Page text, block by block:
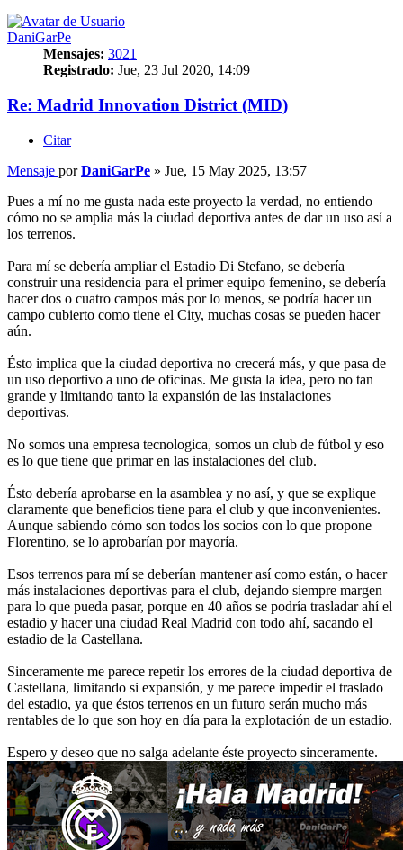
DaniGarPe
Mensajes: 3021
Registrado: Jue, 23 Jul 2020, 14:09
Re: Madrid Innovation District (MID)
Citar
Mensaje porDaniGarPe » Jue, 15 May 2025, 13:57
Pues a mí no me gusta nada este proyecto la verdad, no entiendo
cómo no se amplia más la ciudad deportiva antes de dar un uso así a
los terrenos.
Para mí se debería ampliar el Estadio Di Stefano, se debería
construir una residencia para el primer equipo femenino, se debería
hacer dos o cuatro campos más por lo menos, se podría hacer un
campo cubierto como tiene el City, muchas cosas se pueden hacer
aún.
Ésto implica que la ciudad deportiva no crecerá más, y que pasa de
un uso deportivo a uno de oficinas. Me gusta la idea, pero no tan
grande y limitando tanto la expansión de las instalaciones
deportivas.
No somos una empresa tecnologica, somos un club de fútbol y eso
es lo que tiene que primar en las instalaciones del club.
Ésto debería aprobarse en la asamblea y no así, y que se explique
claramente que beneficios tiene para el club y que inconvenientes.
Aunque sabiendo cómo son todos los socios con lo que propone
Florentino, se lo aprobarían por mayoría.
Esos terrenos para mí se deberían mantener así como están, o hacer
más instalaciones deportivas para el club, dejando siempre margen
para lo que pueda pasar, porque en 40 años se podría trasladar ahí el
estadio y hacer una ciudad Real Madrid con todo ahí, sacando el
estadio de la Castellana.
Sinceramente me parece repetir los errores de la ciudad deportiva de
Castellana, limitando si expansión, y me parece impedir el traslado
del estadio, ya que éstos terrenos en un futuro serán mucho más
rentables de lo que son hoy en día para la explotación de un estadio.
Espero y deseo que no salga adelante éste proyecto sinceramente.